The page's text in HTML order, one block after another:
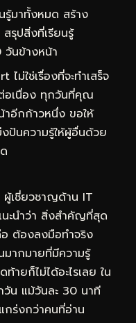
รู้มาทั้งหมด สร้าง
รุปสิ่งที่เรียนรู้
นข้างหน้า
ม่ใช่เรื่องที่จะทำเสร็จ
อเนื่อง ทุกวันที่คุณ
าอีกก้าวหนึ่ง ขอให้
ปันความรู้ให้ผู้อื่นด้วย
เชี่ยวชาญด้าน IT
ะนำว่า สิ่งสำคัญที่สุด
อ ต้องลงมือทำจริง
มากมายที่มีความรู้
ายก็ไม่ได้อะไรเลย ใน
น แม้วันละ 30 นาที
กร่งกว่าคนที่อ่าน